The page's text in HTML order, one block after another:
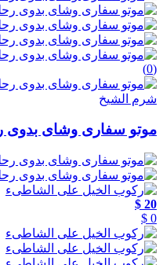
(0)
شرم الشيخ
موتو سفارى وشاى بدوى
20 $
0 $